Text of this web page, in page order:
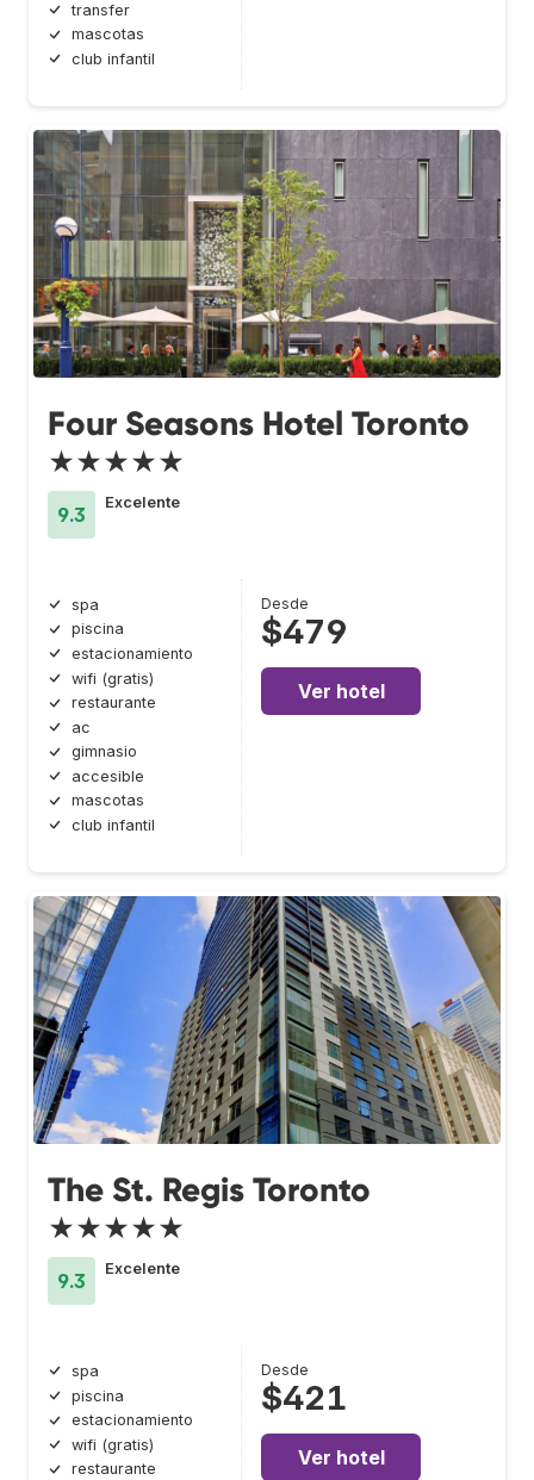
transfer
mascotas
club infantil
Four Seasons Hotel Toronto
★★★★★
9.3
Excelente
spa
piscina
estacionamiento
wifi (gratis)
restaurante
ac
gimnasio
accesible
mascotas
club infantil
Desde
$479
Ver hotel
The St. Regis Toronto
★★★★★
9.3
Excelente
spa
piscina
estacionamiento
wifi (gratis)
restaurante
Desde
$421
Ver hotel